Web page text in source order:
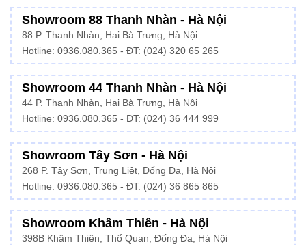
Showroom 88 Thanh Nhàn - Hà Nội
88 P. Thanh Nhàn, Hai Bà Trưng, Hà Nội
Hotline: 0936.080.365 - ĐT: (024) 320 65 265
Showroom 44 Thanh Nhàn - Hà Nội
44 P. Thanh Nhàn, Hai Bà Trưng, Hà Nội
Hotline: 0936.080.365 - ĐT: (024) 36 444 999
Showroom Tây Sơn - Hà Nội
268 P. Tây Sơn, Trung Liệt, Đống Đa, Hà Nội
Hotline: 0936.080.365 - ĐT: (024) 36 865 865
Showroom Khâm Thiên - Hà Nội
398B Khâm Thiên, Thổ Quan, Đống Đa, Hà Nội